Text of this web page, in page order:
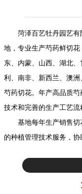
菏泽百艺牡丹园艺
地，专业生产芍药鲜切
东、内蒙、山西、湖北
利、南非、新西兰、澳
芍药切花。年产高品质
技术和完善的生产工艺流
基地每年生产销售切
的种植管理技术服务，协